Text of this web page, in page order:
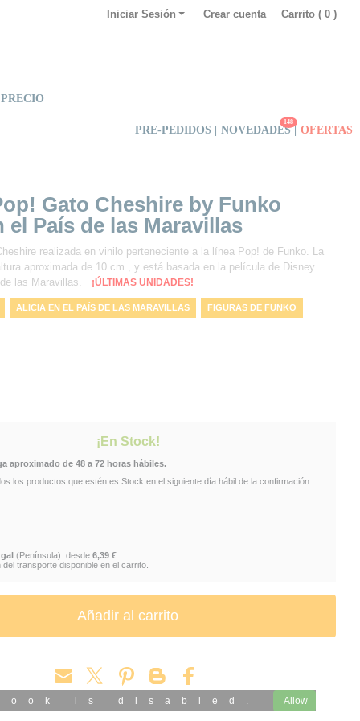
Carrito ( 0 )
Crear cuenta
Iniciar Sesión
PRE-PEDIDOS | NOVEDADES
148
| OFERTAS
Gato Cheshire by Funko
el País de las Maravillas
realizada en vinilo perteneciente a la línea Pop! de Funko. La
aproximada de 10 cm., y está basada en la película de Disney
las Maravillas.
¡ÚLTIMAS UNIDADES!
ALICIA EN EL PAÍS DE LAS MARAVILLAS FIGURAS DE FUNKO
¡En Stock!
aproximado de 48 a 72 horas hábiles.
los productos que estén es Stock en el siguiente día hábil de la confirmación
(Península): desde 6,39 €
transporte disponible en el carrito.
is disabled. Allow